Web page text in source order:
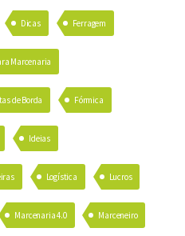
Dicas Ferragem
Marcenaria
de Borda Fórmica
Ideias
Logística Lucros
Marcenaria 4.0 Marceneiro